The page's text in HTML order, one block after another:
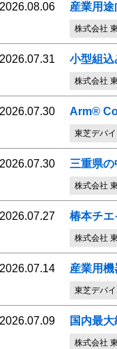
2026.08.06 産業用
株式会社
2026.07.31 小型組込
株式会社
2026.07.30 Arm®
東芝デバ
2026.07.30 三重県
株式会社
2026.07.27 椿本チ
株式会社
2026.07.14 産業用
東芝デバ
2026.07.09 国内最
株式会社